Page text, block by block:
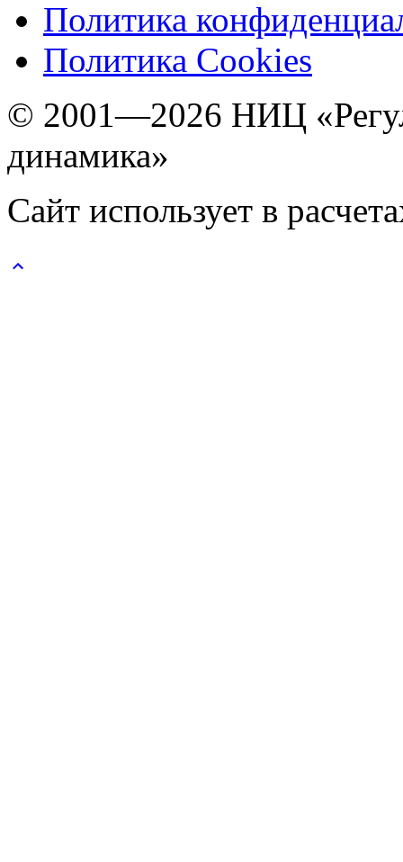
Политика
Политика Cookies
© 2001—2026 НИЦ
динамика»
Сайт использует в